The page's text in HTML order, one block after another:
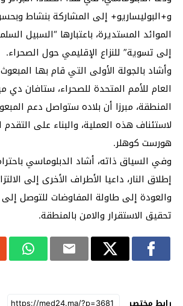
و+البوليساريو+ إلى المشاركة بنشاط
الموائد المستديرة، باعتبارها “السبيل
إلى تسوية” للنزاع الإقليمي حول الصحراء.
وأشاد بالجولة الأولى التي قام بها
العام للأمم المتحدة للصحراء، ستافان دي
المنطقة، مبرزا أن بلاده ستواصل دعم
لاستئناف هذه العملية، والبناء على
هورست كوهلر.
وفي السياق ذاته، أشاد الدبلوماسي
إطلاق النار، داعيا الأطراف الأخرى إلى
والعودة إلى طاولة المفاوضات للتوصل
تحقيق الاستقرار والامن بالمنطقة.